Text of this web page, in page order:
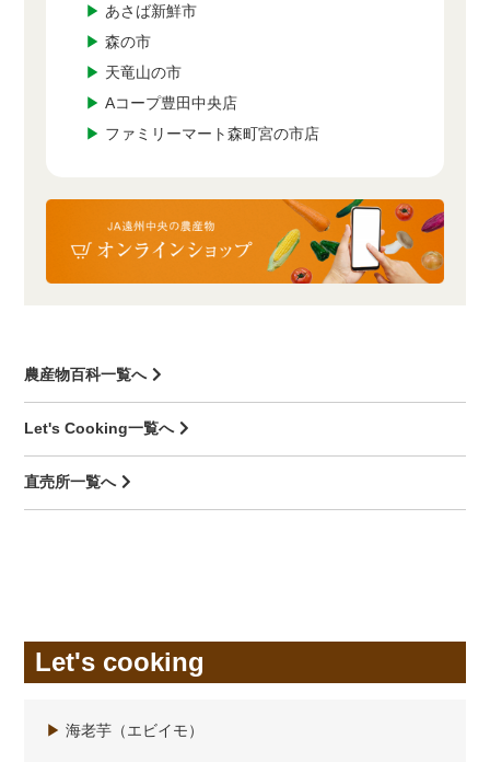
▶ あさば新鮮市
▶ 森の市
▶ 天竜山の市
▶ Aコープ豊田中央店
▶ ファミリーマート森町宮の市店
農産物百科一覧へ
Let's Cooking一覧へ
直売所一覧へ
Let's cooking
▶ 海老芋（エビイモ）